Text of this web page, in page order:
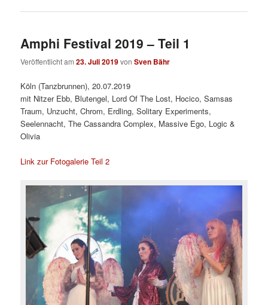
Amphi Festival 2019 – Teil 1
Veröffentlicht am23. Juli 2019vonSven Bähr
Köln (Tanzbrunnen), 20.07.2019
mit Nitzer Ebb, Blutengel, Lord Of The Lost, Hocico, Samsas
Traum, Unzucht, Chrom, Erdling, Solitary Experiments,
Seelennacht, The Cassandra Complex, Massive Ego, Logic &
Olivia
Link zur Fotogalerie Teil 2